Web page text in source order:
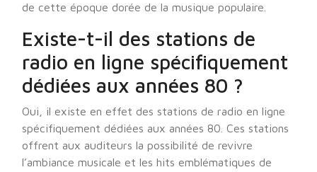
de cette époque dorée de la musique populaire.
Existe-t-il des stations de
radio en ligne spécifiquement
dédiées aux années 80 ?
Oui, il existe en effet des stations de radio en ligne
spécifiquement dédiées aux années 80. Ces stations
offrent aux auditeurs la possibilité de revivre
l’ambiance musicale et les hits emblématiques de